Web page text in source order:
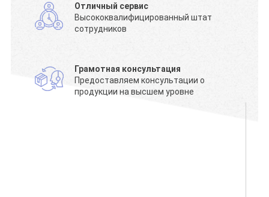
Отличный сервис
Высококвалифицированный штат
сотрудников
Грамотная консультация
Предоставляем консультации о
продукции на высшем уровне